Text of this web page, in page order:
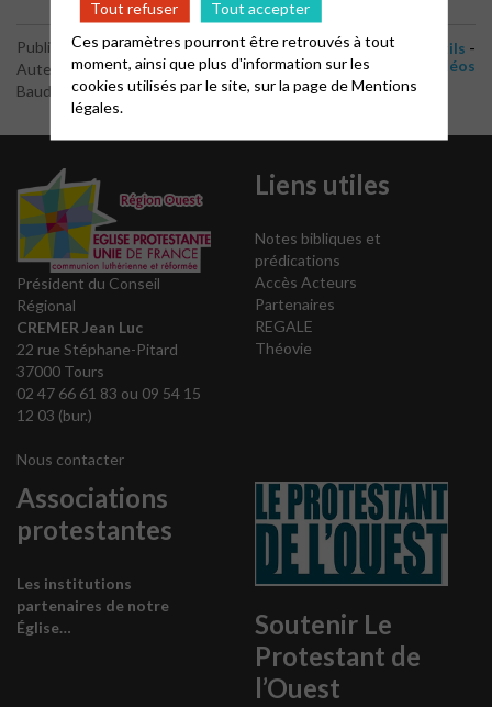
Publié le 10 juin 2026
Auteur : Jean-François
Baudet
A la une-Actualités -Boîte à outils -
vidéos
Président du Conseil
Régional
CREMER Jean Luc
22 rue Stéphane-Pitard
37000 Tours
02 47 66 61 83 ou 09 54 15
12 03 (bur.)
Nous contacter
Liens utiles
Notes bibliques et
prédications
Accès Acteurs
Partenaires
REGALE
Théovie
Associations
protestantes
Les institutions
partenaires de notre
Église…
Soutenir Le
Protestant de
l’Ouest
Tout refuser
Tout accepter
Ces paramètres pourront être retrouvés à tout
moment, ainsi que plus d'information sur les
cookies utilisés par le site, sur la page deMentions
légales.